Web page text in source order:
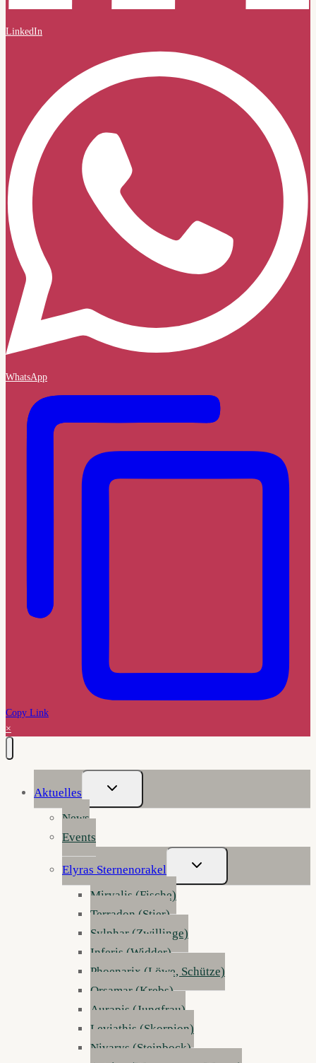
LinkedIn
WhatsApp
Copy Link
×
Aktuelles
Untermenü
Umschalten
News
Events
Elyras Sternenorakel
Untermenü
Umschalten
Mirvalis (Fische)
Terradon (Stier)
Sylphar (Zwillinge)
Inferis (Widder)
Phoenarix (Löwe, Schütze)
Orsamar (Krebs)
Aurapis (Jungfrau)
Leviathis (Skorpion)
Nivarys (Steinbock)